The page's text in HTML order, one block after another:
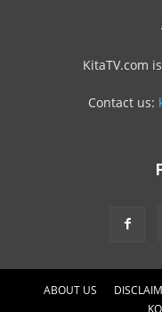
KitaTV.com
Contact us:
ABOUT US